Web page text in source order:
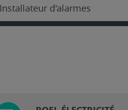
Installateur d'alarmes